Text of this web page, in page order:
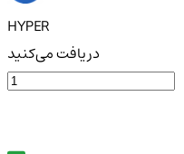
HYPER
دریافت می‌کنید